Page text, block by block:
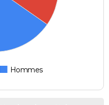
Hommes